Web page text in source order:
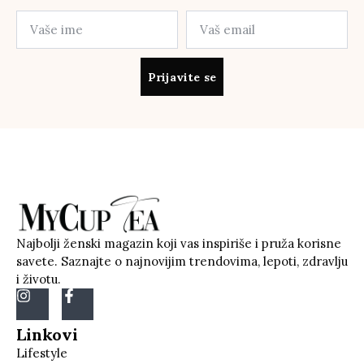
Prijavite se
Najbolji ženski magazin koji vas inspiriše i pruža korisne
savete. Saznajte o najnovijim trendovima, lepoti, zdravlju
i životu.
Linkovi
Lifestyle